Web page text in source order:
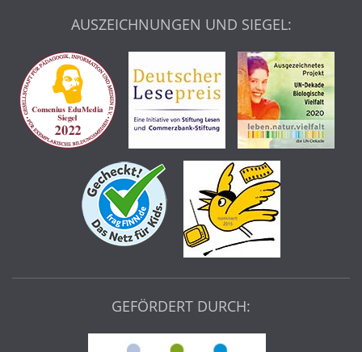
AUSZEICHNUNGEN UND SIEGEL:
GEFÖRDERT DURCH: